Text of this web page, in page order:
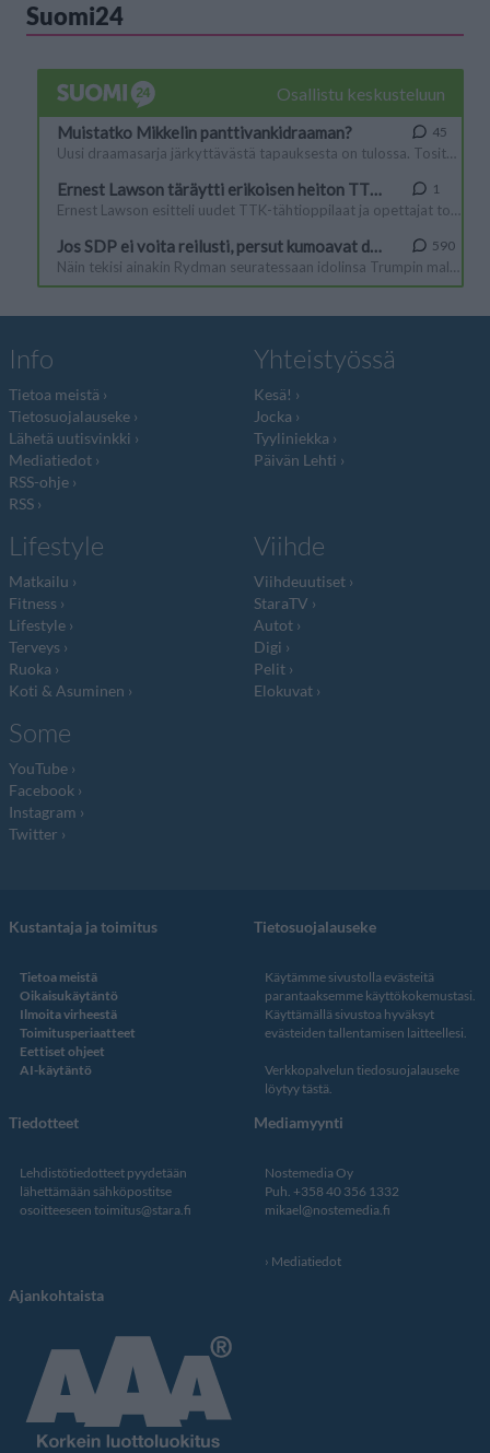
Suomi24
Info
Tietoa meistä
Tietosuojalauseke
Lähetä uutisvinkki
Mediatiedot
RSS-ohje
RSS
Yhteistyössä
Kesä!
Jocka
Tyyliniekka
Päivän Lehti
Lifestyle
Matkailu
Fitness
Lifestyle
Terveys
Ruoka
Koti & Asuminen
Viihde
Viihdeuutiset
StaraTV
Autot
Digi
Pelit
Elokuvat
Some
YouTube
Facebook
Instagram
Twitter
Kustantaja ja toimitus
Tietoa meistä
Oikaisukäytäntö
Ilmoita virheestä
Toimitusperiaatteet
Eettiset ohjeet
AI-käytäntö
Tietosuojalauseke
Käytämme sivustolla evästeitä
parantaaksemme käyttökokemustasi.
Käyttämällä sivustoa hyväksyt
evästeiden tallentamisen laitteellesi.
Verkkopalvelun tiedosuojalauseke
löytyy tästä.
Tiedotteet
Lehdistötiedotteet pyydetään
lähettämään sähköpostitse
osoitteeseen toimitus@stara.fi
Mediamyynti
Nostemedia Oy
Puh. +358 40 356 1332
mikael@nostemedia.fi
Mediatiedot
Ajankohtaista